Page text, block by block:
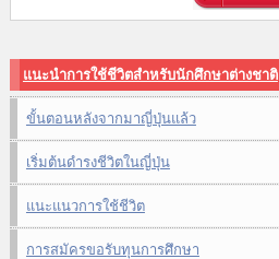
แนะนำการใช้ชีวิตสำหรับนักศึกษาต่างชาติ
ขั้นตอนหลังจากมาญี่ปุ่นแล้ว
เริ่มต้นดำรงชีวิตในญี่ปุ่น
แนะแนวการใช้ชีวิต
การสมัครขอรับทุนการศึกษา